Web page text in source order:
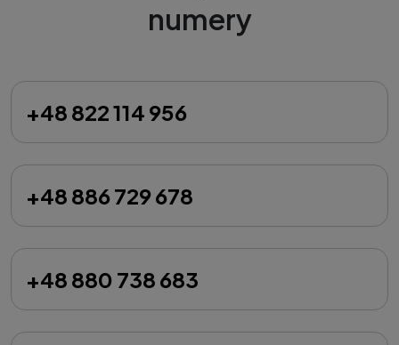
numery
+48 822 114 956
+48 886 729 678
+48 880 738 683